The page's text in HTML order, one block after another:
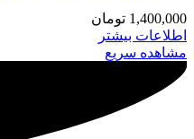
1,400,000 تومان
اطلاعات بیشتر
مشاهده سریع